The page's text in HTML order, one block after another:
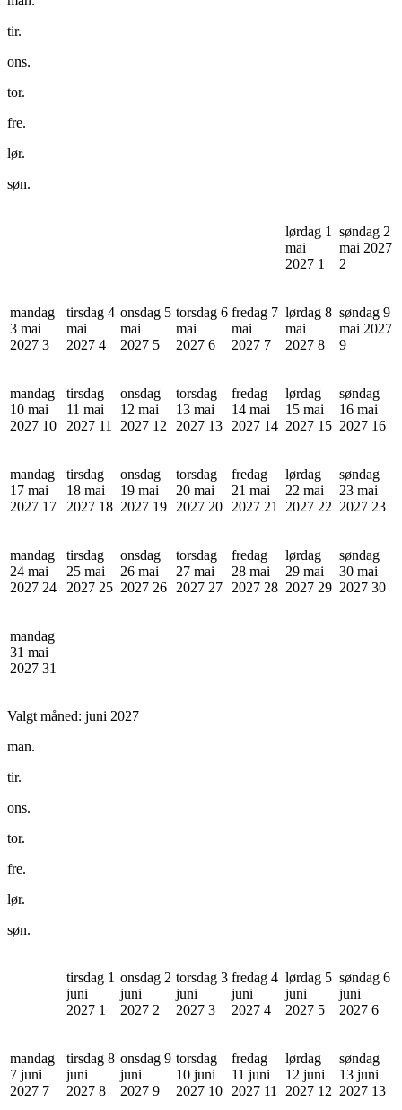
tir.
ons.
tor.
fre.
lør.
søn.
lørdag 1
mai
2027 1
søndag 2
mai 2027
2
mandag
3 mai
2027 3
tirsdag 4
mai
2027 4
onsdag 5
mai
2027 5
torsdag 6
mai
2027 6
fredag 7
mai
2027 7
lørdag 8
mai
2027 8
søndag 9
mai 2027
9
mandag
10 mai
2027 10
tirsdag
11 mai
2027 11
onsdag
12 mai
2027 12
torsdag
13 mai
2027 13
fredag
14 mai
2027 14
lørdag
15 mai
2027 15
søndag
16 mai
2027 16
mandag
17 mai
2027 17
tirsdag
18 mai
2027 18
onsdag
19 mai
2027 19
torsdag
20 mai
2027 20
fredag
21 mai
2027 21
lørdag
22 mai
2027 22
søndag
23 mai
2027 23
mandag
24 mai
2027 24
tirsdag
25 mai
2027 25
onsdag
26 mai
2027 26
torsdag
27 mai
2027 27
fredag
28 mai
2027 28
lørdag
29 mai
2027 29
søndag
30 mai
2027 30
mandag
31 mai
2027 31
Valgt måned: juni 2027
man.
tir.
ons.
tor.
fre.
lør.
søn.
tirsdag 1
juni
2027 1
onsdag 2
juni
2027 2
torsdag 3
juni
2027 3
fredag 4
juni
2027 4
lørdag 5
juni
2027 5
søndag 6
juni
2027 6
mandag
7 juni
2027 7
tirsdag 8
juni
2027 8
onsdag 9
juni
2027 9
torsdag
10 juni
2027 10
fredag
11 juni
2027 11
lørdag
12 juni
2027 12
søndag
13 juni
2027 13